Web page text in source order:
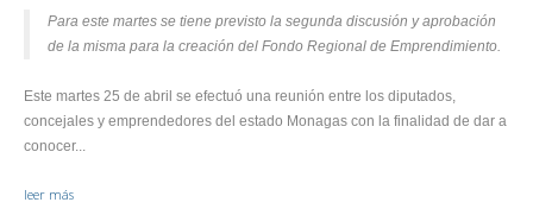
Para este martes se tiene previsto la segunda discusión y aprobación
de la misma para la creación del Fondo Regional de Emprendimiento.
Este martes 25 de abril se efectuó una reunión entre los diputados,
concejales y emprendedores del estado Monagas con la finalidad de dar a
conocer...
leer más